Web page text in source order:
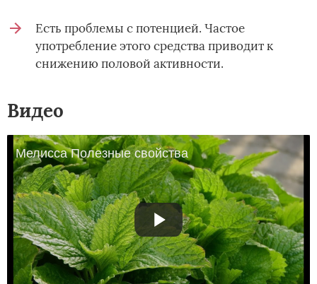
Есть проблемы с потенцией. Частое
употребление этого средства приводит к
снижению половой активности.
Видео
Мелисса Полезные свойства